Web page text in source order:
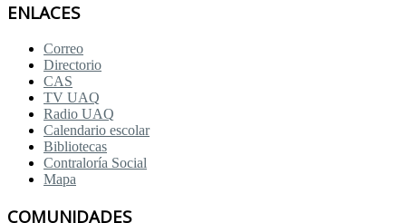
ENLACES
Correo
Directorio
CAS
TV UAQ
Radio UAQ
Calendario escolar
Bibliotecas
Contraloría Social
Mapa
COMUNIDADES